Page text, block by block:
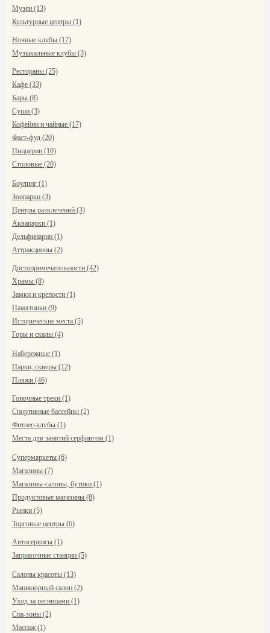
Музеи (13)
Культурные центры (1)
Ночные клубы (17)
Музыкальные клубы (3)
Рестораны (25)
Кафе (33)
Бары (8)
Суши (3)
Кофейни и чайные (17)
Фаст-фуд (20)
Пиццерии (10)
Столовые (20)
Боулинг (1)
Зоопарки (3)
Центры развлечений (3)
Аквапарки (1)
Дельфинарии (1)
Аттракционы (2)
Достопримечательности (42)
Храмы (8)
Замки и крепости (1)
Памятники (9)
Исторические места (5)
Горы и скалы (4)
Набережные (1)
Парки, скверы (12)
Пляжи (46)
Гоночные треки (1)
Спортивные бассейны (2)
Фитнес-клубы (1)
Места для занятий серфингом (1)
Супермаркеты (6)
Магазины (7)
Магазины-салоны, бутики (1)
Продуктовые магазины (8)
Рынки (5)
Торговые центры (6)
Автосервисы (1)
Заправочные станции (5)
Салоны красоты (13)
Маникюрный салон (2)
Уход за ресницами (1)
Спа-зоны (2)
Массаж (1)